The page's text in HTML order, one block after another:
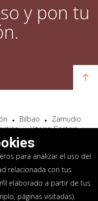
y pon tu
Bilbao
Zamudio
Vitoria-Gasteiz
Bidart
SPAIN
para analizar el uso del
relacionada con tus
elaborado a partir de tus
páginas visitadas).